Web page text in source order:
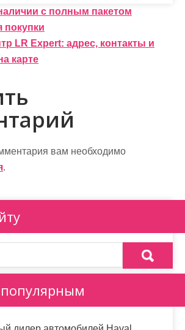
с полным пакетом
покупки
LR Expert: адрес, контакты и
карте
вам необходимо
.